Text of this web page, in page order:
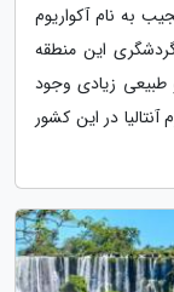
به نام آکواریوم
این منطقه
طبیعی زیادی وجود
در این کشور